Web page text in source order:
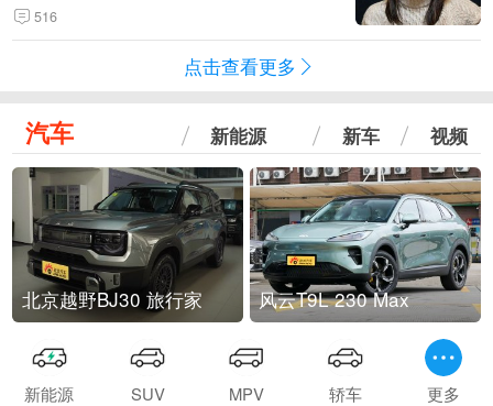
516
点击查看更多
汽车 新能源 新车 视频
北京越野BJ30 旅行家 风云T9L 230 Max
新能源 SUV MPV 轿车 更多